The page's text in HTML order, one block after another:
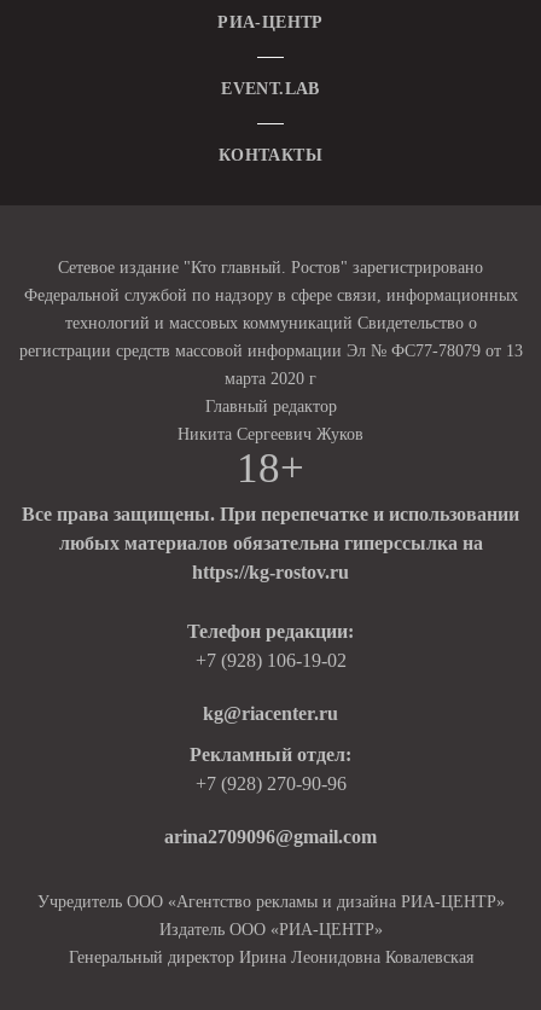
РИА-ЦЕНТР
EVENT.LAB
КОНТАКТЫ
Сетевое издание "Кто главный. Ростов" зарегистрировано
Федеральной службой по надзору в сфере связи, информационных
технологий и массовых коммуникаций Свидетельство о
регистрации средств массовой информации Эл № ФС77-78079 от 13
марта 2020 г
Главный редактор
Никита Сергеевич Жуков
18+
Все права защищены. При перепечатке и использовании
любых материалов обязательна гиперссылка на
https://kg-rostov.ru
Телефон редакции:
+7 (928) 106-19-02
kg@riacenter.ru
Рекламный отдел:
+7 (928) 270-90-96
arina2709096@gmail.com
Учредитель ООО «Агентство рекламы и дизайна РИА-ЦЕНТР»
Издатель ООО «РИА-ЦЕНТР»
Генеральный директор Ирина Леонидовна Ковалевская